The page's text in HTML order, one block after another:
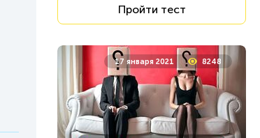
Пройти тест
17 января 2021 8248